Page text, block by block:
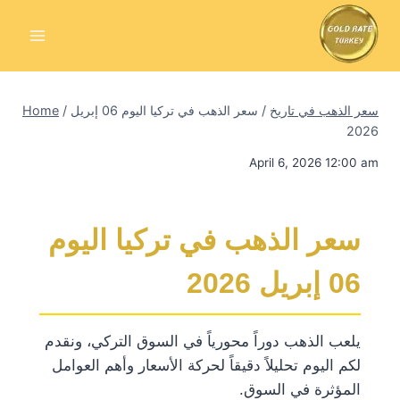
Home / سعر الذهب في تاريخ /
سعر الذهب في تركيا اليوم 06 إبريل
2026
April 6, 2026 12:00 am
سعر الذهب في تركيا اليوم
06 إبريل 2026
يلعب الذهب دوراً محورياً في السوق التركي، ونقدم
لكم اليوم تحليلاً دقيقاً لحركة الأسعار وأهم العوامل
المؤثرة في السوق.